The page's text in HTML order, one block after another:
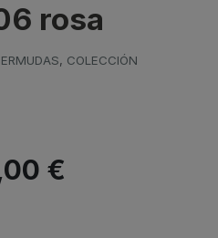
rosa
, COLECCIÓN
€